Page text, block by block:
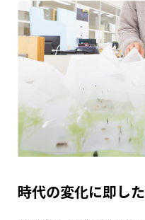
時代の変化に即し